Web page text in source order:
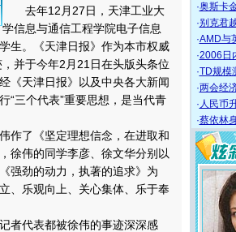
去年12月27日，天津工业大
学信息与通信工程学院电子信息
生。《天津日报》作为本市权威
并于今年2月21日在头版头条位
《天津日报》以及中央各大新闻
“三个代表”重要思想，是当代青
了《坚定理想信念，在进取和
徐伟的同学李彦、徐文华分别以
强劲的动力，执著的追求》为
、乐观向上、关心集体、乐于奉
代表都被徐伟的事迹深深感
·奥斯卡
·别克君
·AMD与
·2006日
·TD规模
·两会经
· 人民币
·蔡依林